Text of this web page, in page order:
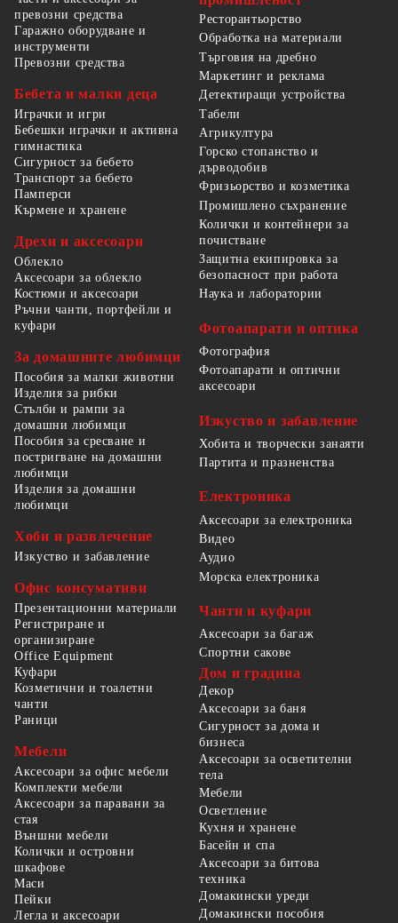
превозни средства
Гаражно оборудване и
инструменти
Превозни средства
Бебета и малки деца
Играчки и игри
Бебешки играчки и активна
гимнастика
Сигурност за бебето
Транспорт за бебето
Памперси
Кърмене и хранене
Дрехи и аксесоари
Облекло
Аксесоари за облекло
Костюми и аксесоари
Ръчни чанти, портфейли и
куфари
За домашните любимци
Пособия за малки животни
Изделия за рибки
Стълби и рампи за
домашни любимци
Пособия за сресване и
постригване на домашни
любимци
Изделия за домашни
любимци
Хоби и развлечение
Изкуство и забавление
Офис консумативи
Презентационни материали
Регистриране и
организиране
Office Equipment
Ресторантьорство
Обработка на материали
Търговия на дребно
Маркетинг и реклама
Детектиращи устройства
Табели
Агрикултура
Горско стопанство и
дърводобив
Фризьорство и козметика
Промишлено съхранение
Колички и контейнери за
почистване
Защитна екипировка за
безопасност при работа
Наука и лаборатории
Фотоапарати и оптика
Фотография
Фотоапарати и оптични
аксесоари
Изкуство и забавление
Хобита и творчески занаяти
Партита и празненства
Електроника
Аксесоари за електроника
Видео
Аудио
Морска електроника
Чанти и куфари
Аксесоари за багаж
Спортни сакове
Куфари
Козметични и тоалетни
чанти
Раници
Мебели
Аксесоари за офис мебели
Комплекти мебели
Аксесоари за паравани за
стая
Външни мебели
Колички и островни
шкафове
Маси
Пейки
Легла и аксесоари
Дом и градина
Декор
Аксесоари за баня
Сигурност за дома и
бизнеса
Аксесоари за осветителни
тела
Мебели
Осветление
Кухня и хранене
Басейн и спа
Аксесоари за битова
техника
Домакински уреди
Домакински пособия